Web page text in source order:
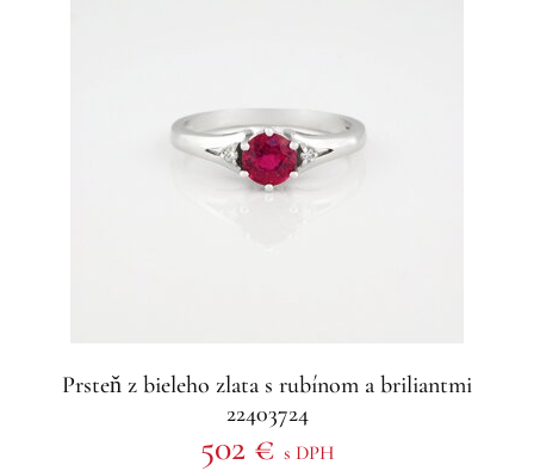
Prsteň z bieleho zlata s rubínom a briliantmi
22403724
502 € s DPH